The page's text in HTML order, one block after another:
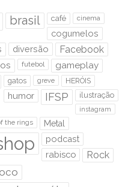
brasil café cinema
cogumelos
diversão Facebook
futebol gameplay
gatos greve HERÓIS
humor IFSP ilustração
instagram
the rings Metal
podcast
rabisco
Rock